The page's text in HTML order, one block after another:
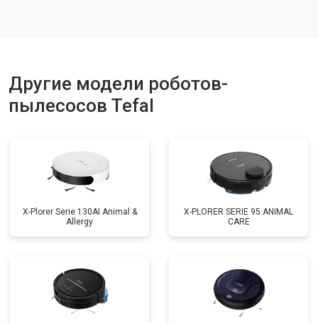
Другие модели роботов-
пылесосов Tefal
X-Plorer Serie 130AI Animal &
Allergy
X-PLORER SERIE 95 ANIMAL
CARE